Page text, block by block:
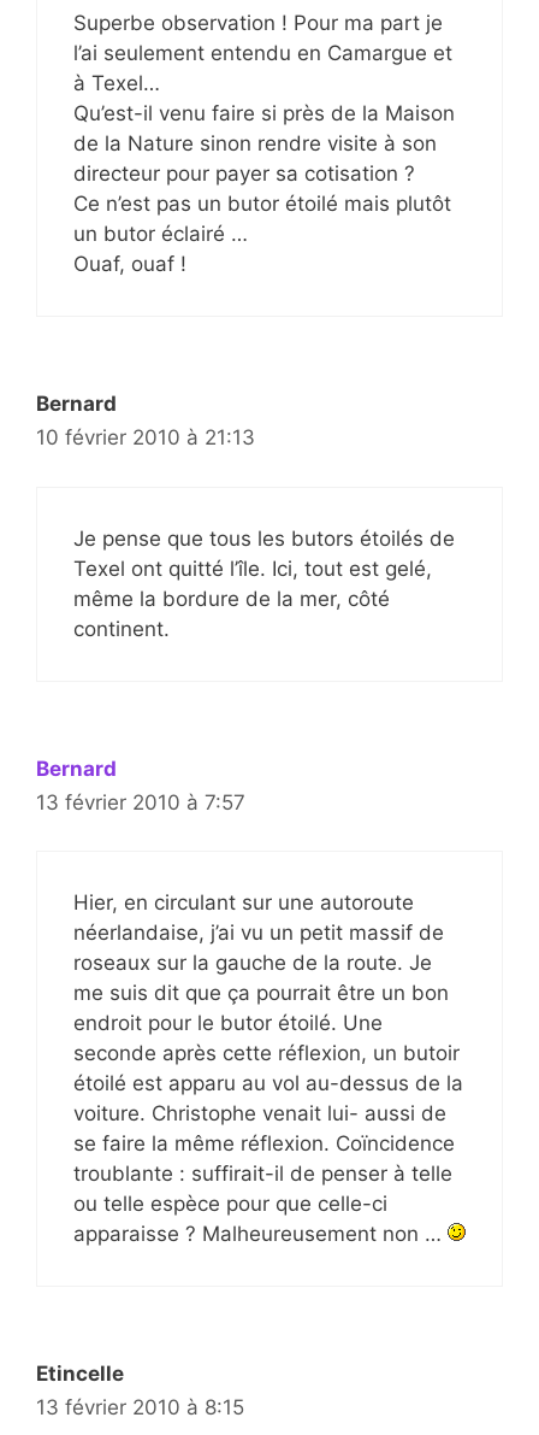
Superbe observation ! Pour ma part je
l’ai seulement entendu en Camargue et
à Texel…
Qu’est-il venu faire si près de la Maison
de la Nature sinon rendre visite à son
directeur pour payer sa cotisation ?
Ce n’est pas un butor étoilé mais plutôt
un butor éclairé …
Ouaf, ouaf !
Bernard
10 février 2010 à 21:13
Je pense que tous les butors étoilés de
Texel ont quitté l’île. Ici, tout est gelé,
même la bordure de la mer, côté
continent.
Bernard
13 février 2010 à 7:57
Hier, en circulant sur une autoroute
néerlandaise, j’ai vu un petit massif de
roseaux sur la gauche de la route. Je
me suis dit que ça pourrait être un bon
endroit pour le butor étoilé. Une
seconde après cette réflexion, un butoir
étoilé est apparu au vol au-dessus de la
voiture. Christophe venait lui- aussi de
se faire la même réflexion. Coïncidence
troublante : suffirait-il de penser à telle
ou telle espèce pour que celle-ci
apparaisse ? Malheureusement non …
Etincelle
13 février 2010 à 8:15